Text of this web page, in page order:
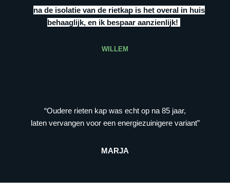
na de isolatie van de rietkap is het overal in huis
behaaglijk, en ik bespaar aanzienlijk!
WILLEM
“Oudere rieten kap was echt op na 85 jaar,
laten vervangen voor een energiezuinigere variant”
MARJA